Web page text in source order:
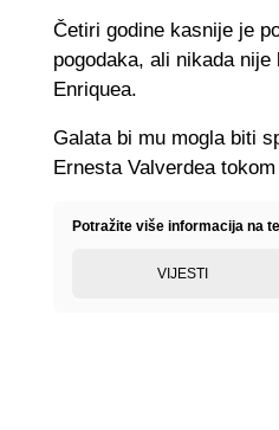
Četiri godine kasnije je
pogodaka, ali nikada
Enriquea.
Galata bi mu mogla biti
Ernesta Valverdea
Potražite više informacija na
VIJESTI